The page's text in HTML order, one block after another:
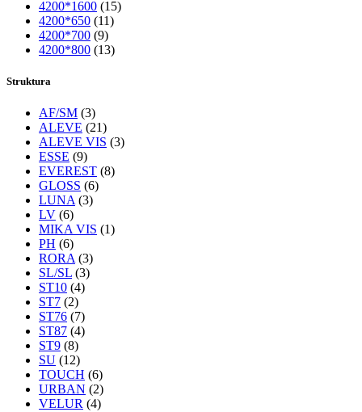
4200*1600 (15)
4200*650 (11)
4200*700 (9)
4200*800 (13)
Struktura
AF/SM (3)
ALEVE (21)
ALEVE VIS (3)
ESSE (9)
EVEREST (8)
GLOSS (6)
LUNA (3)
LV (6)
MIKA VIS (1)
PH (6)
RORA (3)
SL/SL (3)
ST10 (4)
ST7 (2)
ST76 (7)
ST87 (4)
ST9 (8)
SU (12)
TOUCH (6)
URBAN (2)
VELUR (4)